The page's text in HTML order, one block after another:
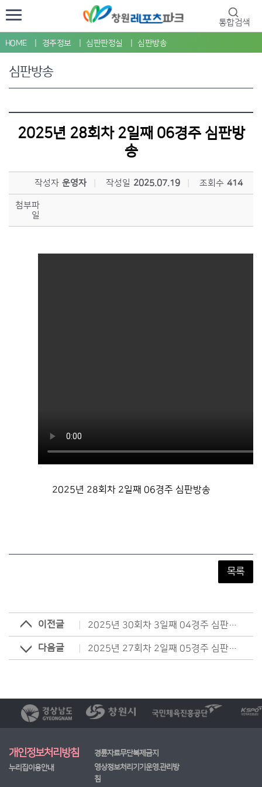
통합검색
HOME 경주정보 심판판정실 심판방송
심판방송
2025년 28회차 2일째 06경주 심판방
송
작성자 운영자 작성일 2025.07.19 조회수 414
첨부파
일
2025년 28회차 2일째 06경주 심판방송
목록
이전글 2025년 30회차 3일째 04경주 심판방송
다음글 2025년 27회차 2일째 05경주 심판방송
개인정보처리방침
경륜자료무단복제금지
누리집이용안내
영상정보처리기기운영.관리방
침